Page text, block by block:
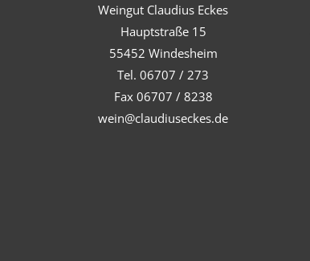
Weingut Claudius Eckes
Hauptstraße 15
55452 Windesheim
Tel. 06707 / 273
Fax 06707 / 8238
wein@claudiuseckes.de